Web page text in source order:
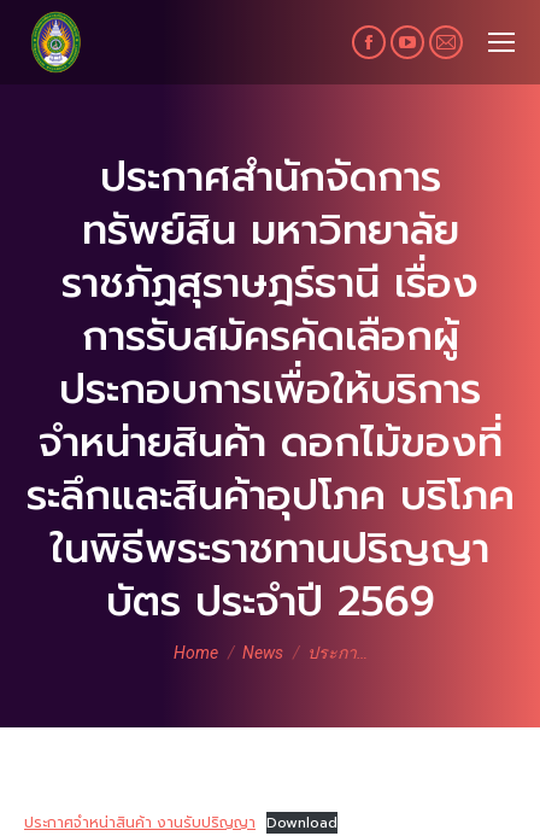
Facebook
page
new
window
YouTube
page
new
window
Mail
page
window
ประกาศสำนักจัดการ
ทรัพย์สิน มหาวิทยาลัย
ราชภัฏสุราษฎร์ธานี เรื่อง
การรับสมัครคัดเลือกผู้
ประกอบการเพื่อให้บริการ
จำหน่ายสินค้า ดอกไม้ของที่
ระลึกและสินค้าอุปโภค บริโภค
ในพิธีพระราชทานปริญญา
บัตร ประจำปี 2569
You are here:
Home News ประกา…
ประกาศจำหน่าสินค้า งานรับปริญญา Download